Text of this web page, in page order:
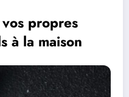
propres
à la maison